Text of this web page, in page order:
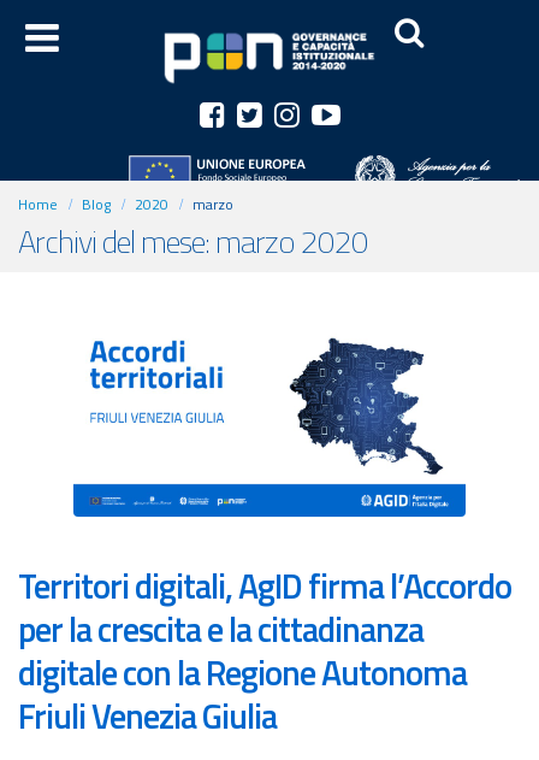
Home Blog 2020 marzo
Archivi del mese: marzo 2020
Territori digitali, AgID firma l’Accordo
per la crescita e la cittadinanza
digitale con la Regione Autonoma
Friuli Venezia Giulia